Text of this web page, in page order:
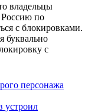
владельцы
Россию по
с блокировками.
буквально
с
персонажа
устроил